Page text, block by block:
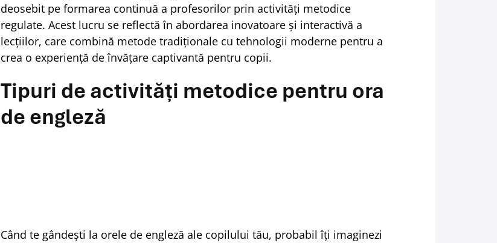
deosebit pe formarea continuă a profesorilor prin activități metodice
regulate. Acest lucru se reflectă în abordarea inovatoare și interactivă a
lecțiilor, care combină metode tradiționale cu tehnologii moderne pentru a
crea o experiență de învățare captivantă pentru copii.
Tipuri de activități metodice pentru ora
de engleză
Când te gândești la orele de engleză ale copilului tău, probabil îți imaginezi